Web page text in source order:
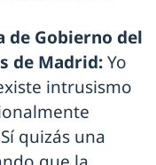
de Gobierno del
de Madrid:Yo
intrusismo
quizás una